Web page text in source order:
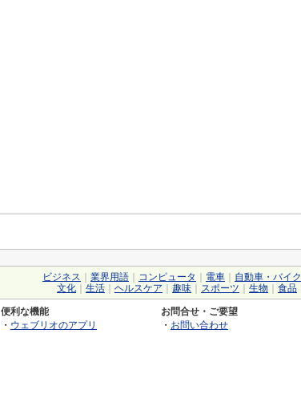
ビジネス 業界用語 コンピュータ 電車 自動車・バイク
文化
生活 ヘルスケア 趣味 スポーツ 生物 食品
便利な機能
・ ウェブリオのアプリ
お問合せ・ご要望
・ お問い合わせ